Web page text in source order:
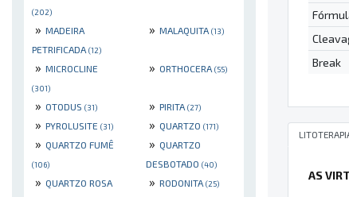
(202)
» MADEIRA
PETRIFICADA (12)
» MALAQUITA (13)
» MICROCLINE
(301)
» ORTHOCERA (55)
» OTODUS (31) » PIRITA (27)
» PYROLUSITE (31) » QUARTZO (171)
» QUARTZO FUMÊ
(106)
» QUARTZO
DESBOTADO (40)
» QUARTZO ROSA » RODONITA (25)
Break
AS